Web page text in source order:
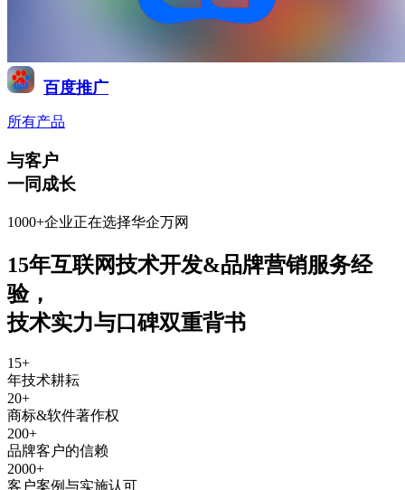
百度推广
所有产品
与客户
一同成长
1000+企业正在选择华企万网
15年互联网技术开发&品牌营销服务经
验，
技术实力与口碑双重背书
15+
年技术耕耘
20+
商标&软件著作权
200+
品牌客户的信赖
2000+
客户案例与实施认可